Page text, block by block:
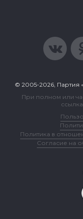
© 2005-2026, Партия
При полном или
Политика в
Согласие на